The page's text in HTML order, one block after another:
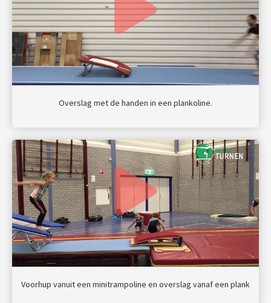
Overslag met de handen in een plankoline.
Voorhup vanuit een minitrampoline en overslag vanaf een plank